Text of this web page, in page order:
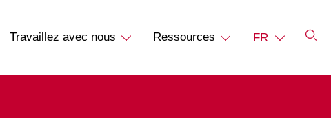
Travaillez avec nous Ressources FR